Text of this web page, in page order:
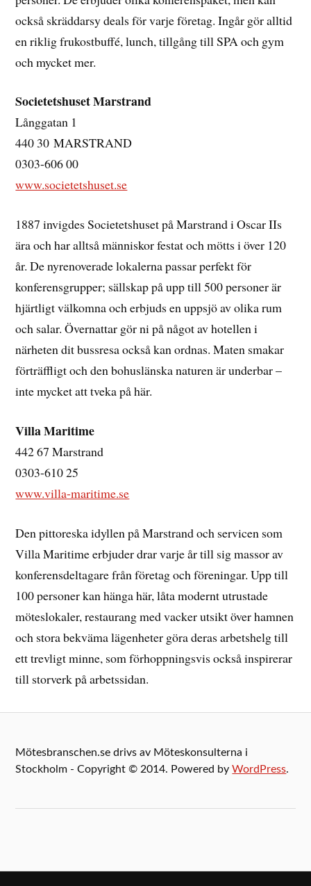
också skräddarsy deals för varje företag. Ingår gör alltid
en riklig frukostbuffé, lunch, tillgång till SPA och gym
och mycket mer.
Societetshuset Marstrand
Långgatan 1
440 30 MARSTRAND
0303-606 00
www.societetshuset.se
1887 invigdes Societetshuset på Marstrand i Oscar IIs
ära och har alltså människor festat och mötts i över 120
år. De nyrenoverade lokalerna passar perfekt för
konferensgrupper; sällskap på upp till 500 personer är
hjärtligt välkomna och erbjuds en uppsjö av olika rum
och salar. Övernattar gör ni på något av hotellen i
närheten dit bussresa också kan ordnas. Maten smakar
förträffligt och den bohuslänska naturen är underbar –
inte mycket att tveka på här.
Villa Maritime
442 67 Marstrand
0303-610 25
www.villa-maritime.se
Den pittoreska idyllen på Marstrand och servicen som
Villa Maritime erbjuder drar varje år till sig massor av
konferensdeltagare från företag och föreningar. Upp till
100 personer kan hänga här, låta modernt utrustade
möteslokaler, restaurang med vacker utsikt över hamnen
och stora bekväma lägenheter göra deras arbetshelg till
ett trevligt minne, som förhoppningsvis också inspirerar
till storverk på arbetssidan.
Mötesbranschen.se drivs av Möteskonsulterna i
Stockholm - Copyright © 2014. Powered byWordPress.